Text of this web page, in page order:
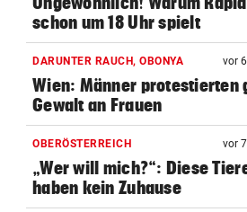
schon um 18 Uhr spielt
DARUNTER RAUCH, OBONYA vor
Wien: Männer protestierten
Gewalt an Frauen
OBERÖSTERREICH vor
„Wer will mich?“: Diese
haben kein Zuhause